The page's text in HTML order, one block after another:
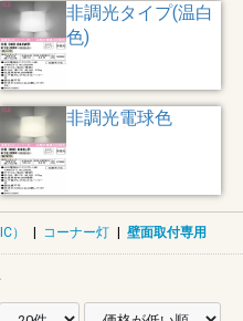
非調光タイプ(温白
色)
非調光電球色
） | コーナー灯 | 壁面取付専用